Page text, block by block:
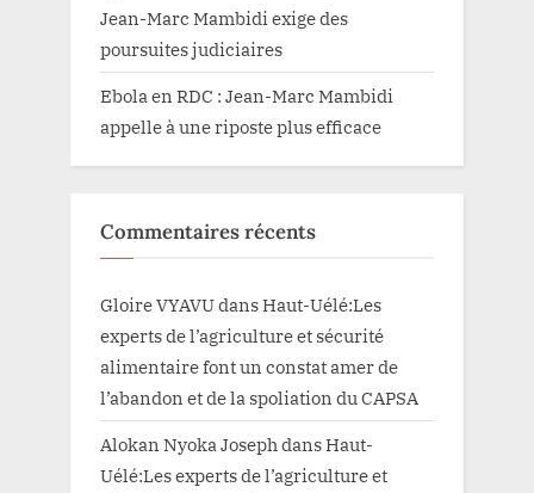
Jean-Marc Mambidi exige des
poursuites judiciaires
Ebola en RDC : Jean-Marc Mambidi
appelle à une riposte plus efficace
Commentaires récents
Gloire VYAVUdansHaut-Uélé:Les
experts de l’agriculture et sécurité
alimentaire font un constat amer de
l’abandon et de la spoliation du CAPSA
Alokan Nyoka JosephdansHaut-
Uélé:Les experts de l’agriculture et